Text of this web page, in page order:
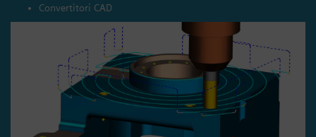
Convertitori CAD